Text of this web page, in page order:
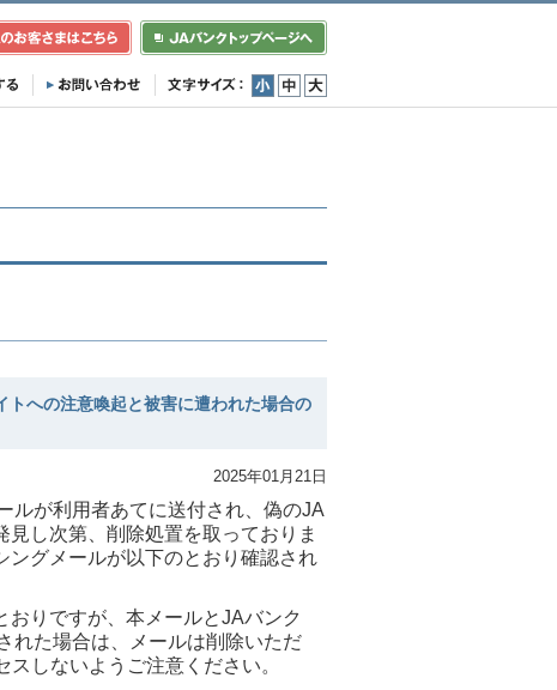
小 中 大
への注意喚起と被害に遭われた場合の
2025年01月21日
が利用者あてに送付され、偽のJA
し次第、削除処置を取っておりま
ングメールが以下のとおり確認され
りですが、本メールとJAバンク
れた場合は、メールは削除いただ
しないようご注意ください。